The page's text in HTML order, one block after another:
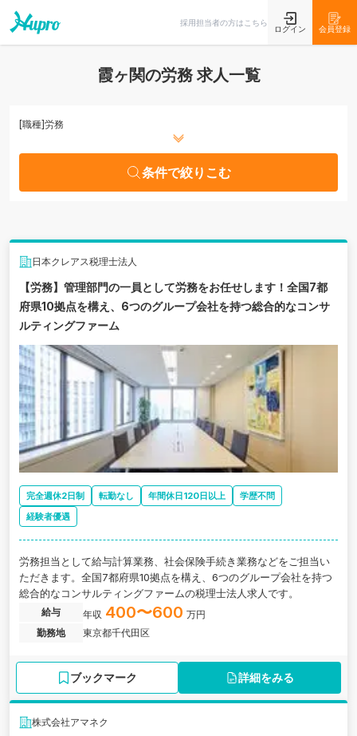
採用担当者の方はこちら
ログイン 会員登録
霞ヶ関の労務 求人一覧
[職種]労務
条件で絞りこむ
日本クレアス税理士法人
【労務】管理部門の一員として労務をお任せします！全国7都
府県10拠点を構え、6つのグループ会社を持つ総合的なコンサ
ルティングファーム
完全週休2日制 転勤なし 年間休日120日以上
学歴不問
経験者優遇
労務担当として給与計算業務、社会保険手続き業務などをご担当い
ただきます。全国7都府県10拠点を構え、6つのグループ会社を持つ
総合的なコンサルティングファームの税理士法人求人です。
給与 年収 400〜600 万円
勤務地
東京都千代田区
ブックマーク 詳細をみる
株式会社アマネク